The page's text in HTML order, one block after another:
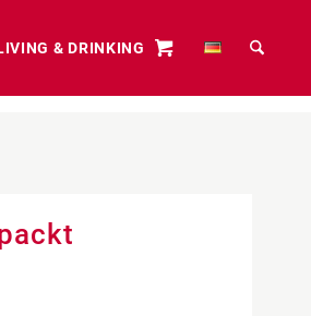
& DRINKING